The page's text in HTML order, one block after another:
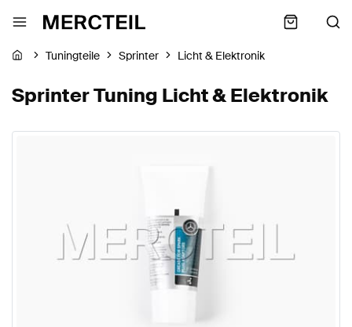
Tuningteile Sprinter Licht & Elektronik
Sprinter Tuning Licht & Elektronik